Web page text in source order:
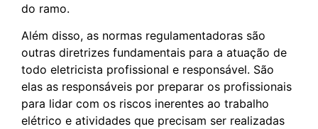
do ramo.
Além disso, as normas regulamentadoras são
outras diretrizes fundamentais para a atuação de
todo eletricista profissional e responsável. São
elas as responsáveis por preparar os profissionais
para lidar com os riscos inerentes ao trabalho
elétrico e atividades que precisam ser realizadas